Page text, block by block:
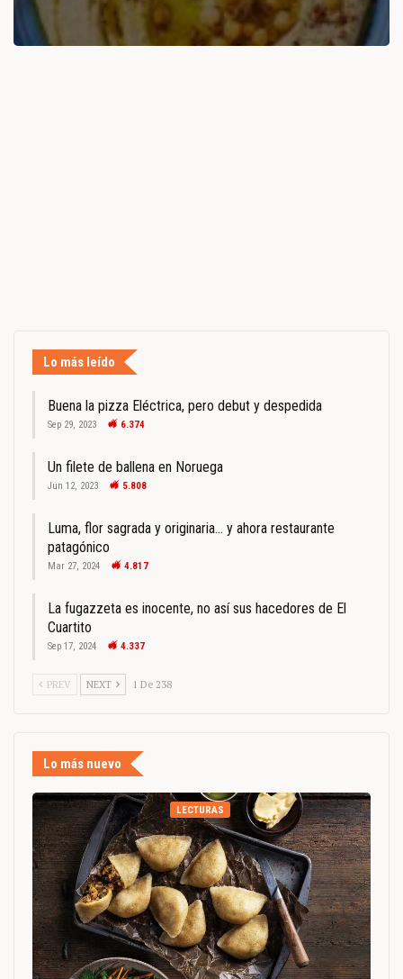
Lo más leído
Buena la pizza Eléctrica, pero debut y despedida
Sep 29, 2023 6.374
Un filete de ballena en Noruega
Jun 12, 2023 5.808
Luma, flor sagrada y originaria… y ahora restaurante
patagónico
Mar 27, 2024 4.817
La fugazzeta es inocente, no así sus hacedores de El
Cuartito
Sep 17, 2024 4.337
PREV NEXT 1 De 238
Lo más nuevo
LECTURAS